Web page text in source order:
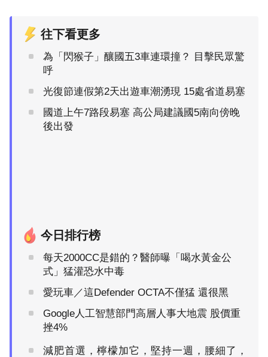
往下看更多
為「閃猴子」釀國五3車連環撞？ 目擊民眾驚
呼
光復節連假第2天出遊車潮湧現 15處省道易塞
國道上午7路段易塞 高公局建議國5南向傍晚
後出發
今日排行榜
每天2000CC是錯的？醫師曝「喝水黃金公
式」猛灌恐水中毒
愛玩車／這Defender OCTA不僅猛 還很黑
Google人工智慧部門高層人事大地震 股價重
挫4%
減肥首選，檸檬加它，堅持一週，腰細了，